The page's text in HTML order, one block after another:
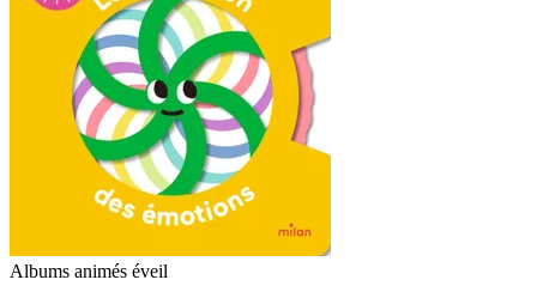
Albums animés éveil